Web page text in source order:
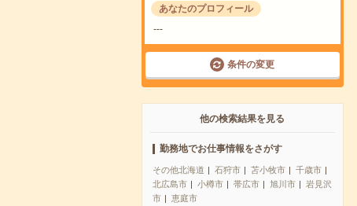
あなたのプロフィール
---
条件の変更
他の検索結果を見る
勤務地でお仕事情報をさがす
その他北海道 石狩市 苫小牧市
千歳市
北広島市
小樽市 帯広市 旭川市
岩見沢
市
恵庭市